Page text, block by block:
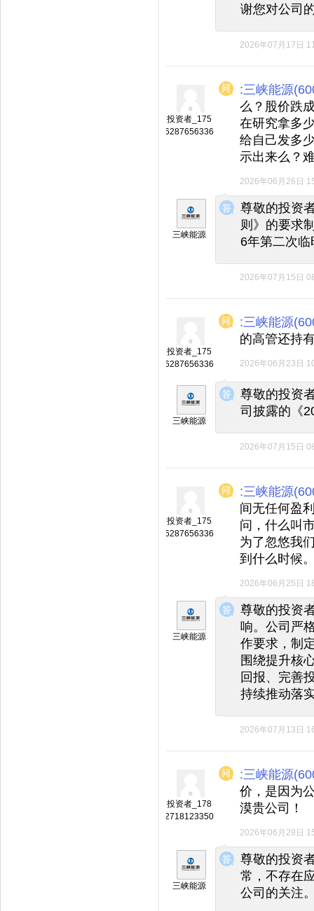
谢您对公司
2026年07月17日
投资者_175
6287656336
:三峡能源
么？股价跌
在研究拿多
给自己发多
示出来么？
2026年06月26日
◆
◆
三峡能源
尊敬的投资
则》的要求
6年第二次
2026年07月15日
投资者_175
6287656336
:三峡能源
的高管还持
2026年06月23日
◆
◆
三峡能源
尊敬的投资
司披露的《
2026年07月15日
投资者_175
6287656336
:三峡能源
间无任何盈
问，什么叫
为了忽悠我
到什么时候
2026年06月25日
◆
◆
三峡能源
尊敬的投资
响。公司严
作要求，制
围绕提升核
回报、完善
持续推动落
2026年07月13日
投资者_178
2718123350
:三峡能源
价，是因为
漠贵公司！
2026年06月29日
◆
◆
三峡能源
尊敬的投资
常，不存在
公司的关注